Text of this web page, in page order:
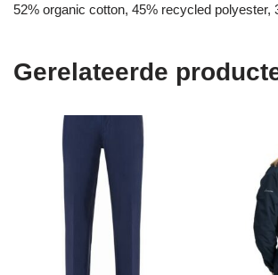
52% organic cotton, 45% recycled polyester,
Gerelateerde